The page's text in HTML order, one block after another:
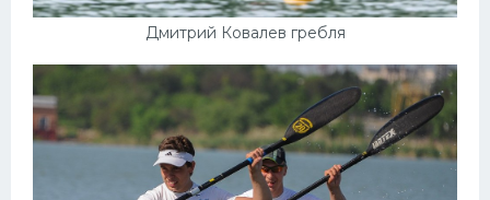
Дмитрий Ковалев гребля